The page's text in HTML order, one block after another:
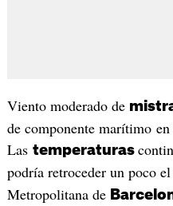
Viento moderado de
de componente marítimo
Las temperaturas
podría retroceder un poco el
Metropolitana de